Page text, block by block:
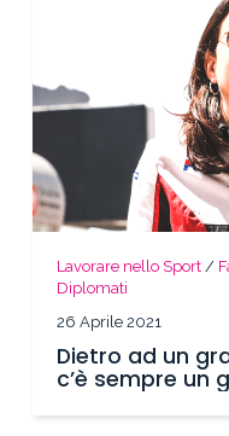
Lavorare nello Sport /
Diplomati
26 Aprile 2021
Dietro ad un
c’è sempre un